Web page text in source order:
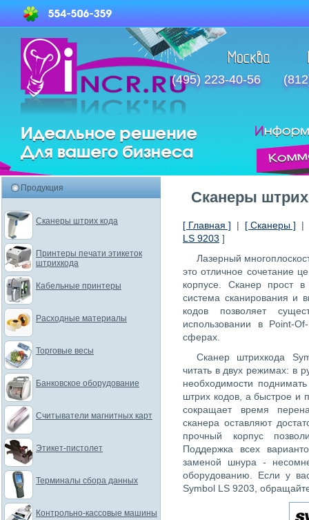
(495) 223-40-56
Сканеры штрих
[ Главная ] | [ Сканеры ] |
LS 9203 ]
Лазерный
это отличное сочетание
корпусе. Сканер прост в
система сканирования и
кодов позволяет
использовании в Point-
сферах.
Cканер штрихкода
читать в двух режимах: в
необходимости
штрих кодов, а быстрое и
сокращает время
сканера оставляют
прочный корпус
Поддержка всех
заменой шнура -
оборудованию. Если у
Symbol LS 9203,
Продукция
Сканеры штрих кода
Принтеры печати этикеток
штрихкода
Кабельные принтеры
Расходные материалы
Торговые весы
Банковское оборудование
Считыватели магнитных карт
Этикет-пистолет
Терминалы сбора данных
Контрольно-кассовые машины